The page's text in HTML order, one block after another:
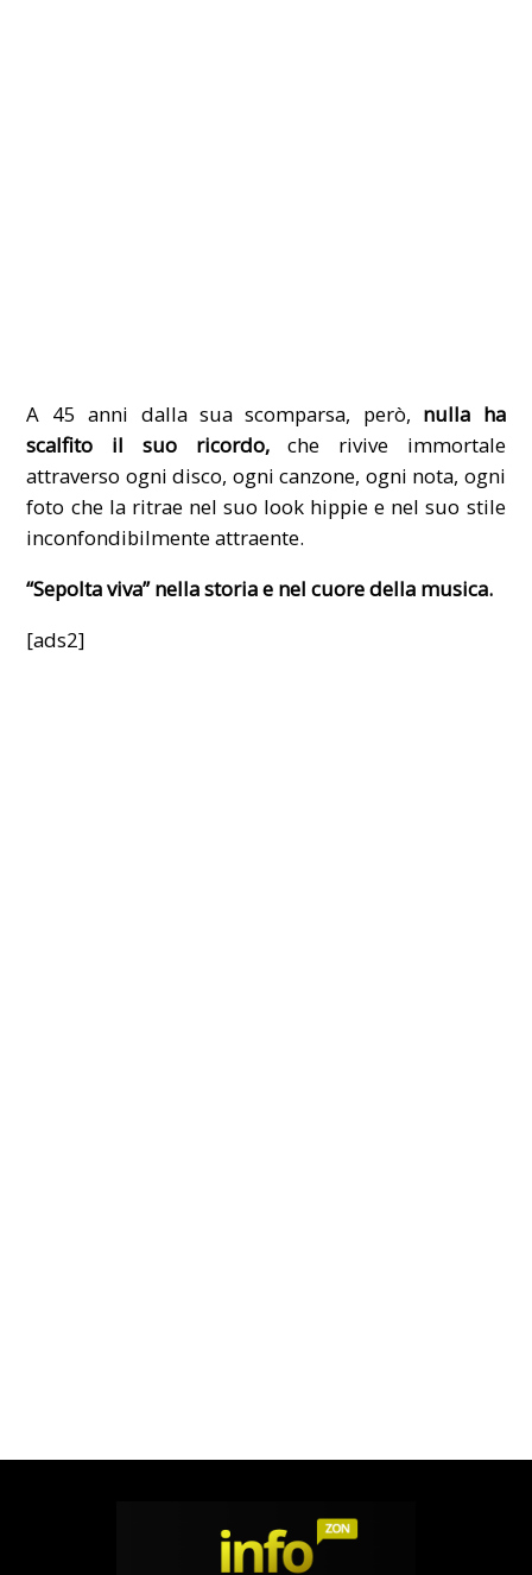
A 45 anni dalla sua scomparsa, però, nulla ha
scalfito il suo ricordo,che rivive immortale
attraverso ogni disco, ogni canzone, ogni nota, ogni
foto che la ritrae nel suo look hippie e nel suo stile
inconfondibilmente attraente.
“Sepolta viva” nella storia e nel cuore della musica.
[ads2]